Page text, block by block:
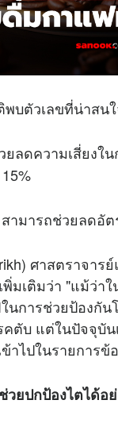
พบตัวเลขที่น่าสน
ยลดความเสี่ยงใ
สามารถช่วยลดอัต
ศาสตราจา
มเติมว่า "แม้ว่า
การช่วยป้องกัน
ตับ แต่ในปัจจุบั
าไปในรายการ
ยปกป้องไตได้อ